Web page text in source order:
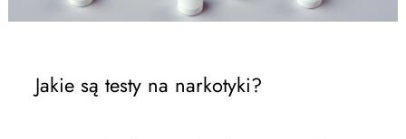
Jakie są testy na narkotyki?